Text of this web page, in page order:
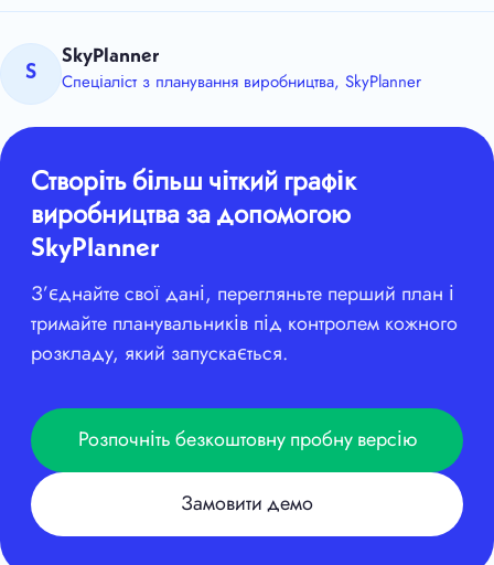
S
SkyPlanner
Спеціаліст з планування виробництва, SkyPlanner
Створіть більш чіткий графік
виробництва за допомогою
SkyPlanner
З’єднайте свої дані, перегляньте перший план і
тримайте планувальників під контролем кожного
розкладу, який запускається.
Розпочніть безкоштовну пробну версію
Замовити демо